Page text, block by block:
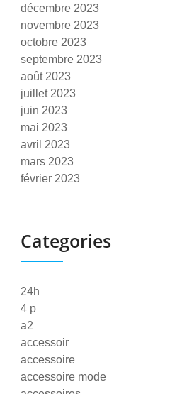
décembre 2023
novembre 2023
octobre 2023
septembre 2023
août 2023
juillet 2023
juin 2023
mai 2023
avril 2023
mars 2023
février 2023
Categories
24h
4 p
a2
accessoir
accessoire
accessoire mode